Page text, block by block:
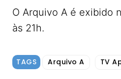
O Arquivo A é exibido
às 21h.
TAGS Arquivo A TV